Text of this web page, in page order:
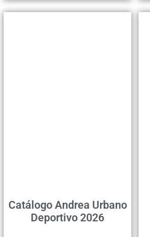
Catálogo Andrea Urbano
Deportivo 2026